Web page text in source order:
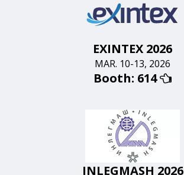
EXINTEX 2026
MAR. 10-13, 2026
Вooth: 614 
INLEGMASH 2026